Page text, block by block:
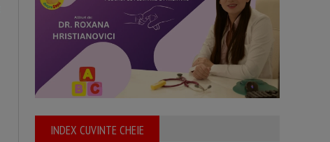
INDEX CUVINTE CHEIE